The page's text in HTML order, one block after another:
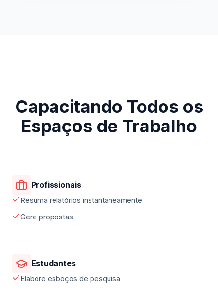
Capacitando Todos os
Espaços de Trabalho
Profissionais
Resuma relatórios instantaneamente
Gere propostas
Estudantes
Elabore esboços de pesquisa